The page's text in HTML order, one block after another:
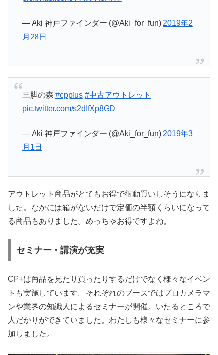
— Aki 神戸ファインダー (@Aki_for_fun) 2019年2
月28日
三脚の森 #cpplus #中古アウトレット
pic.twitter.com/s2dIfXp8GD
— Aki 神戸ファインダー (@Aki_for_fun) 2019年3
月1日
アウトレット商品がとてもお得で衝動買いしそうになりま
した。なかには箱がないだけで定価の半額くらいになって
る商品もありました。めっちゃお得ですよね。
セミナー・講演が充実
CP+は商品を見たり買ったりするだけでなく様々なイベン
トも実施しています。それぞれのブースではプロカメラマ
ンや業界の知識人によるセミナーが開催。いたるところで
人だかりができていました。わたしも様々なセミナーに参
加しました。